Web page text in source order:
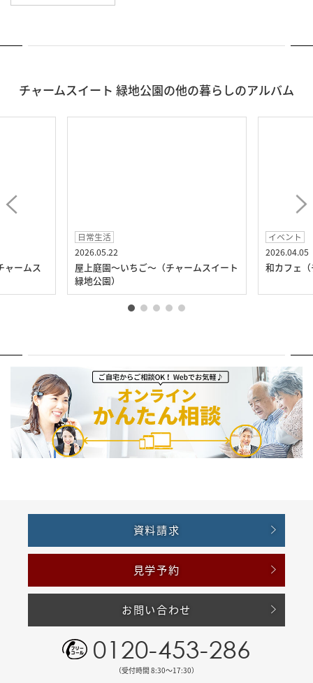
チャームスイート 緑地公園の他の暮らしのアルバム
ャームス
日常生活
2026.05.22
屋上庭園～いちご～（チャームスイート
緑地公園）
イベント
2026.04.05
和カフェ
資料請求
見学予約
お問い合わせ
0120-453-286
（受付時間 8:30〜17:30）